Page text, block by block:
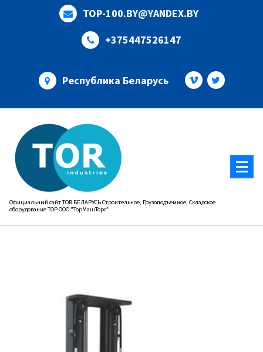
TOP-100.BY@YANDEX.BY
+375447526147
Республика Беларусь
Официальный сайт TOR БЕЛАРУСЬ Строительное, Грузоподъемное, Складское
оборудование ТОР ООО "ТорМашТорг"